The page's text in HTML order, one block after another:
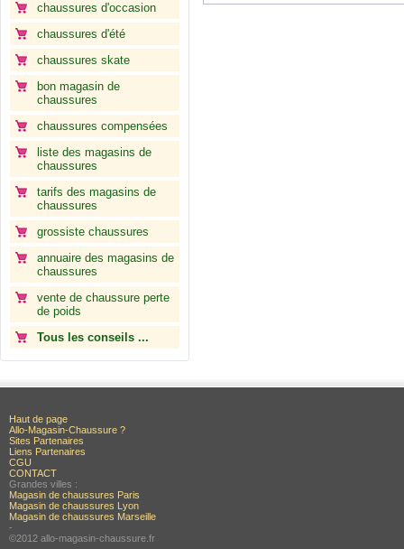
chaussures d'occasion
chaussures d'été
chaussures skate
bon magasin de
chaussures
chaussures compensées
liste des magasins de
chaussures
tarifs des magasins de
chaussures
grossiste chaussures
annuaire des magasins de
chaussures
vente de chaussure perte
de poids
Tous les conseils ...
Haut de page
Allo-Magasin-Chaussure ?
Sites Partenaires
Liens Partenaires
CGU
CONTACT
Grandes villes :
Magasin de chaussures Paris
Magasin de chaussures Lyon
Magasin de chaussures Marseille
-
©2012 allo-magasin-chaussure.fr